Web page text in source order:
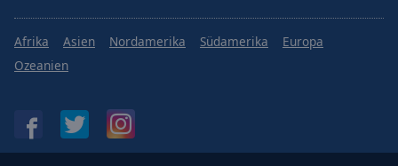
Afrika Asien Nordamerika Südamerika
Europa
Ozeanien